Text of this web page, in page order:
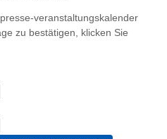
veranstaltungskalender
zu bestätigen, klicken Sie